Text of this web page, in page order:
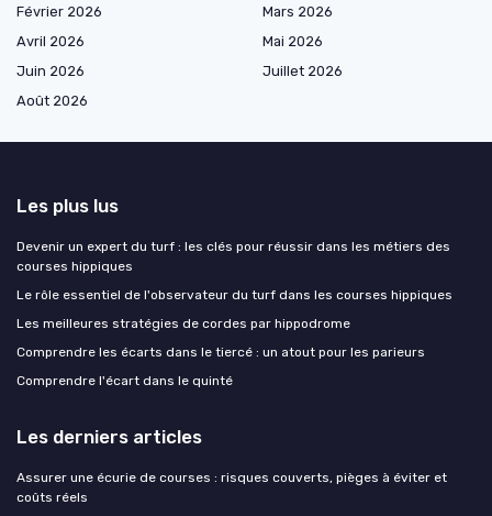
Février 2026
Mars 2026
Avril 2026
Mai 2026
Juin 2026
Juillet 2026
Août 2026
Les plus lus
Devenir un expert du turf : les clés pour réussir dans les métiers des
courses hippiques
Le rôle essentiel de l'observateur du turf dans les courses hippiques
Les meilleures stratégies de cordes par hippodrome
Comprendre les écarts dans le tiercé : un atout pour les parieurs
Comprendre l'écart dans le quinté
Les derniers articles
Assurer une écurie de courses : risques couverts, pièges à éviter et
coûts réels